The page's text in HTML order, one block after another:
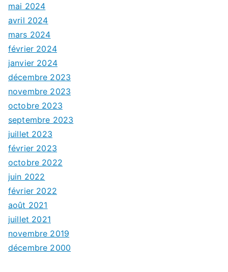
mai 2024
avril 2024
mars 2024
février 2024
janvier 2024
décembre 2023
novembre 2023
octobre 2023
septembre 2023
juillet 2023
février 2023
octobre 2022
juin 2022
février 2022
août 2021
juillet 2021
novembre 2019
décembre 2000